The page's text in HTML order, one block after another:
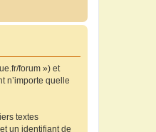
forum ») et
n’importe quelle
textes
un identifiant de